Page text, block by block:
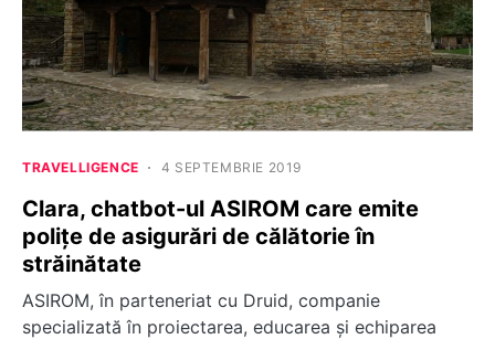
TRAVELLIGENCE 4 SEPTEMBRIE 2019
Clara, chatbot-ul ASIROM care emite
polițe de asigurări de călătorie în
străinătate
ASIROM, în parteneriat cu Druid, companie
specializată în proiectarea, educarea şi echiparea